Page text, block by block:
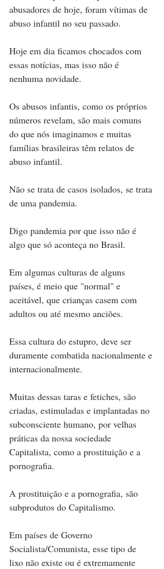
abusadores de hoje, foram vítimas de
abuso infantil no seu passado.
Hoje em dia ficamos chocados com
essas notícias, mas isso não é
nenhuma novidade.
Os abusos infantis, como os próprios
números revelam, são mais comuns
do que nós imaginamos e muitas
famílias brasileiras têm relatos de
abuso infantil.
Não se trata de casos isolados, se trata
de uma pandemia.
Digo pandemia por que isso não é
algo que só aconteça no Brasil.
Em algumas culturas de alguns
países, é meio que "normal" e
aceitável, que crianças casem com
adultos ou até mesmo anciões.
Essa cultura do estupro, deve ser
duramente combatida nacionalmente e
internacionalmente.
Muitas dessas taras e fetiches, são
criadas, estimuladas e implantadas no
subconsciente humano, por velhas
práticas da nossa sociedade
Capitalista, como a prostituição e a
pornografia.
A prostituição e a pornografia, são
subprodutos do Capitalismo.
Em países de Governo
Socialista/Comunista, esse tipo de
lixo não existe ou é extremamente